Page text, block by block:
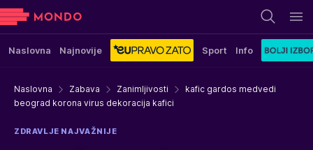
Naslovna Najnovije Sport Info
Naslovna Zabava Zanimljivosti
kafic gardos medvedi
beograd korona virus dekoracija kafici
ZDRAVLJE NAJVAŽNIJE